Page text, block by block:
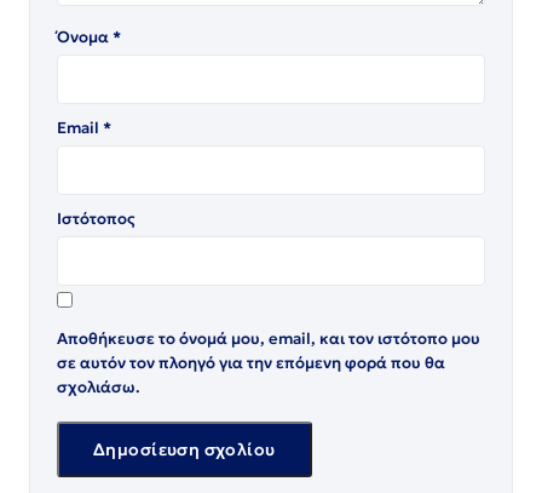
Όνομα*
Email *
Ιστότοπος
Αποθήκευσε το όνομά μου, email, και τον ιστότοπο μου
σε αυτόν τον πλοηγό για την επόμενη φορά που θα
σχολιάσω.